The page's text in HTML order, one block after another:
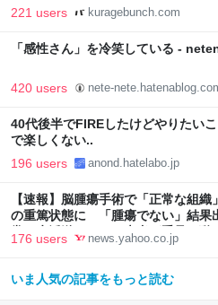
221 users kuragebunch.com
「感性さん」を冷笑している -
420 users nete-
40代後半でFIREしたけどやりたい
で楽しくない..
196 users anond.hatelabo.jp
【速報】脳腫瘍手術で「正常な組
の重篤状態に 「腫瘍でない」結果
常の生活送っていた患者が手足も
ス） - Yahoo!ニュース
176 users news.yahoo.co.jp
いま人気の記事をもっと読む